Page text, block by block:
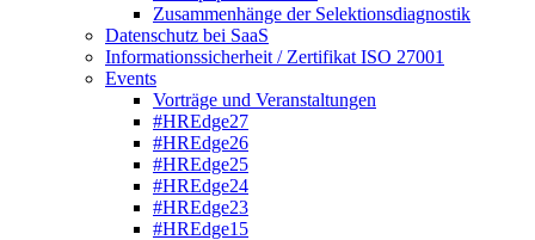
Zusammenhänge der Selektionsdiagnostik
Datenschutz bei SaaS
Informationssicherheit / Zertifikat ISO 27001
Events
Vorträge und Veranstaltungen
#HREdge27
#HREdge26
#HREdge25
#HREdge24
#HREdge23
#HREdge15